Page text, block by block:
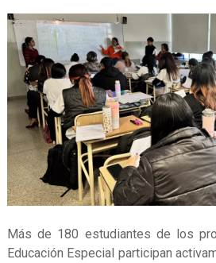
Más de 180 estudiantes de los
Educación Especial participan